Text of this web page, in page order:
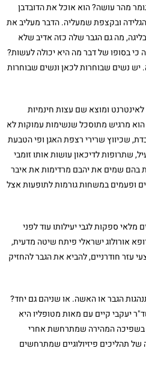
מהר עושה? הוא אוכל את הדובדבן
ובקצפת שמעליה. הדבר מעליב את
מה גם הגבר שלה כזה אדיב שלא
כי בסופו של דבר מה היא יכולה לעשות?
נשים שבוחרות לכאן ונשים שבוחרות
ומוצא שם עצות חינמיות
מרגיש מתוסכל שנשימות עמוקות לא
שכיווץ שרירי רצפת האגן ופי הטבעת
שתרופות לדיכאון עושות אותו זומבי
בהם שמים את יהבם מרדימות את איבר
ופעמים במשחות גורמות לתופעות אצל
מלאי ספקות לגבי יעילותו עוד לפני
אורולוג ישראלי פיתח שיטה מדעית,
עזר חודרניים, להביא את הגבר להחזיק
הגבר או האשה. או שניהם גם יחד?
יעקבי קיים עם מאות מטופליו היא
בשפיכה המהירה שמתרחשת אחרי
תהליכים פיזיולוגיים שמתרחשים